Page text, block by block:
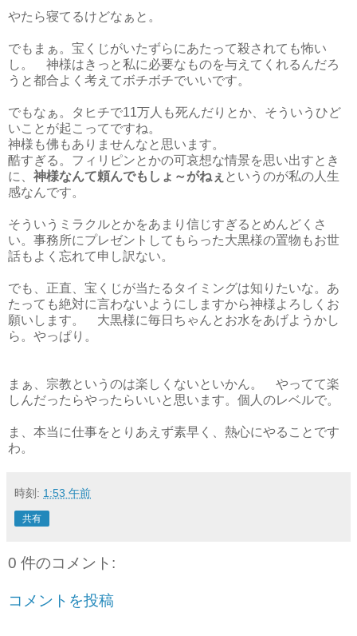
やたら寝てるけどなぁと。
でもまぁ。宝くじがいたずらにあたって殺されても怖い
し。 神様はきっと私に必要なものを与えてくれるんだろ
うと都合よく考えてボチボチでいいです。
でもなぁ。タヒチで11万人も死んだりとか、そういうひど
いことが起こってですね。
神様も佛もありませんなと思います。
酷すぎる。フィリピンとかの可哀想な情景を思い出すとき
に、 神様なんて頼んでもしょ～がねぇ というのが私の人生
感なんです。
そういうミラクルとかをあまり信じすぎるとめんどくさ
い。事務所にプレゼントしてもらった大黒様の置物もお世
話もよく忘れて申し訳ない。
でも、正直、宝くじが当たるタイミングは知りたいな。あ
たっても絶対に言わないようにしますから神様よろしくお
願いします。 大黒様に毎日ちゃんとお水をあげようかし
ら。やっぱり。
まぁ、宗教というのは楽しくないといかん。 やってて楽
しんだったらやったらいいと思います。個人のレベルで。
ま、本当に仕事をとりあえず素早く、熱心にやることです
わ。
時刻: 1:53 午前
共有
0 件のコメント:
コメントを投稿